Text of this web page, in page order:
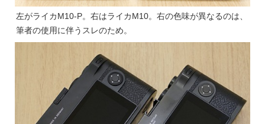
左がライカM10-P。右はライカM10。右の色味が異なるのは、
筆者の使用に伴うスレのため。